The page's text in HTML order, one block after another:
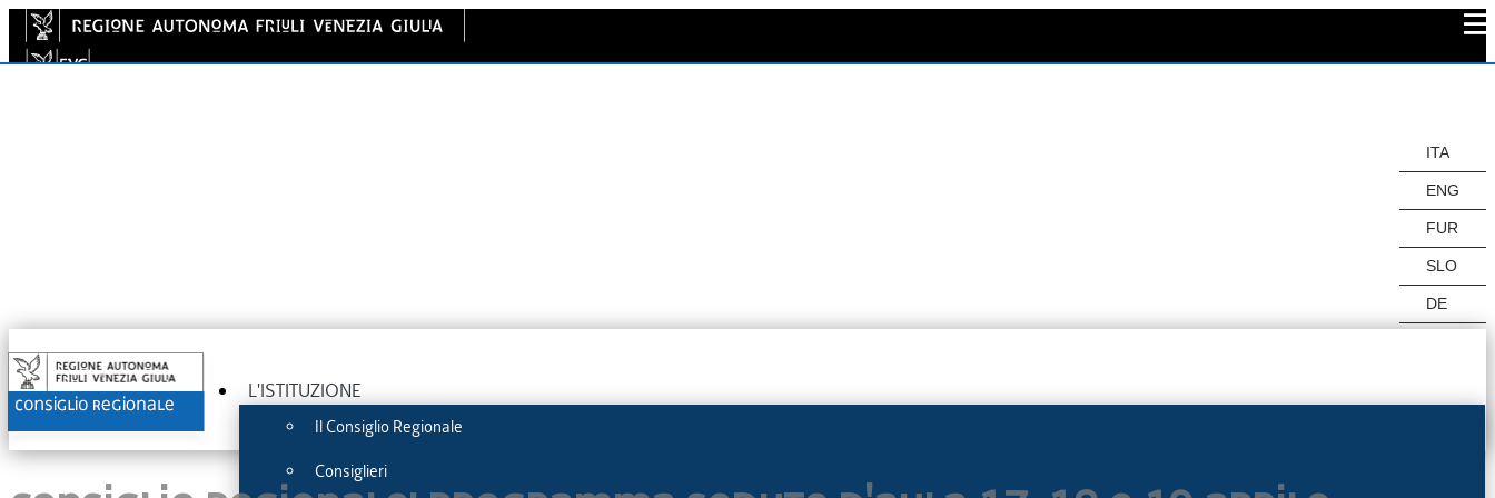
ITA
ENG
FUR
SLO
DE
L'ISTITUZIONE
Il Consiglio Regionale
Consiglieri